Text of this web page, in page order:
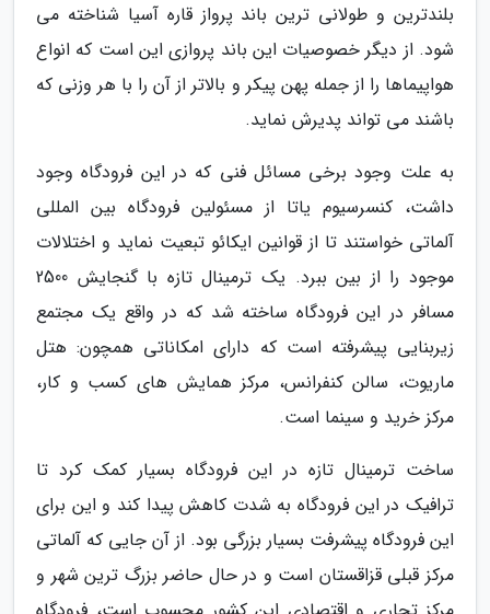
بلندترین و طولانی ترین باند پرواز قاره آسیا شناخته می
شود. از دیگر خصوصیات این باند پروازی این است که انواع
هواپیماها را از جمله پهن پیکر و بالاتر از آن را با هر وزنی که
باشند می تواند پدیرش نماید.
به علت وجود برخی مسائل فنی که در این فرودگاه وجود
داشت، کنسرسیوم یاتا از مسئولین فرودگاه بین المللی
آلماتی خواستند تا از قوانین ایکائو تبعیت نماید و اختلالات
موجود را از بین ببرد. یک ترمینال تازه با گنجایش 2500
مسافر در این فرودگاه ساخته شد که در واقع یک مجتمع
زیربنایی پیشرفته است که دارای امکاناتی همچون: هتل
ماریوت، سالن کنفرانس، مرکز همایش های کسب و کار،
مرکز خرید و سینما است.
ساخت ترمینال تازه در این فرودگاه بسیار کمک کرد تا
ترافیک در این فرودگاه به شدت کاهش پیدا کند و این برای
این فرودگاه پیشرفت بسیار بزرگی بود. از آن جایی که آلماتی
مرکز قبلی قزاقستان است و در حال حاضر بزرگ ترین شهر و